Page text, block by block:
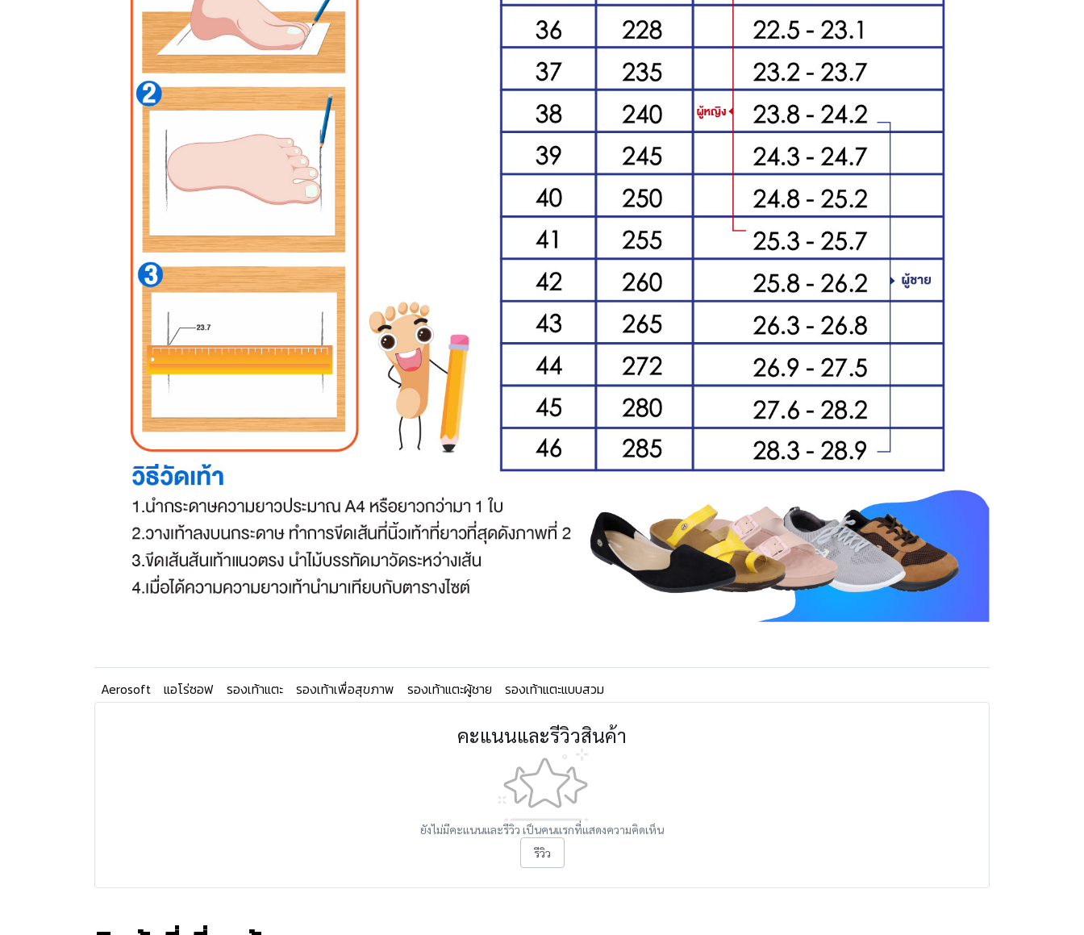
Aerosoft แอโร่ซอฟ รองเท้าแตะ รองเท้าเพื่อสุขภาพ รองเท้าแตะผู้ชาย รองเท้าแตะแบบสวม
คะแนนและรีวิวสินค้า
ยังไม่มีคะแนนและรีวิว เป็นคนแรกที่แสดงความคิดเห็น
รีวิว